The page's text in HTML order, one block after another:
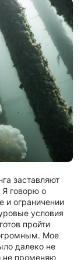
заставляют
Я говорю о
и ограничении
условия
пройти
Мое
далеко не
не променяю